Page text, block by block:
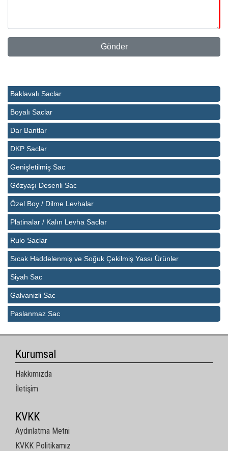
Baklavalı Saclar
Boyalı Saclar
Dar Bantlar
DKP Saclar
Genişletilmiş Sac
Gözyaşı Desenli Sac
Özel Boy / Dilme Levhalar
Platinalar / Kalın Levha Saclar
Rulo Saclar
Sıcak Haddelenmiş ve Soğuk Çekilmiş Yassı Ürünler
Siyah Sac
Galvanizli Sac
Paslanmaz Sac
Kurumsal
Hakkımızda
İletişim
KVKK
Aydınlatma Metni
KVKK Politikamız